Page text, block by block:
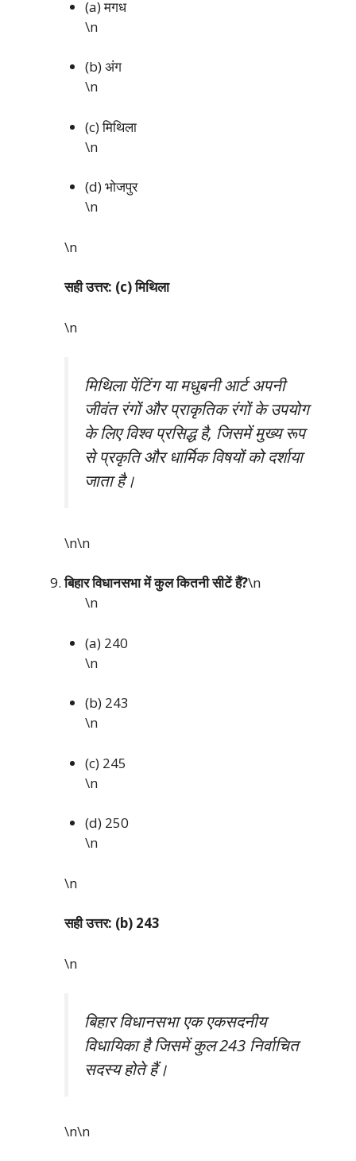
(a) मगध
\n
(b) अंग
\n
(c) मिथिला
\n
(d) भोजपुर
\n
\n
सही उत्तर: (c) मिथिला
\n
मिथिला पेंटिंग या मधुबनी आर्ट अपनी
जीवंत रंगों और प्राकृतिक रंगों के उपयोग
के लिए विश्व प्रसिद्ध है, जिसमें मुख्य रूप
से प्रकृति और धार्मिक विषयों को दर्शाया
जाता है।
\n\n
बिहार विधानसभा में कुल कितनी सीटें हैं?\n
\n
(a) 240
\n
(b) 243
\n
(c) 245
\n
(d) 250
\n
\n
सही उत्तर: (b) 243
\n
बिहार विधानसभा एक एकसदनीय
विधायिका है जिसमें कुल 243 निर्वाचित
सदस्य होते हैं।
\n\n